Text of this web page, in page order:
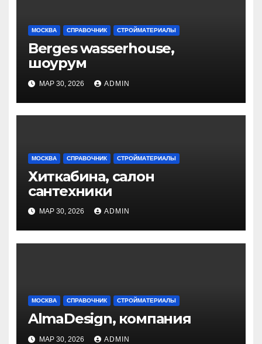
МОСКВА СПРАВОЧНИК СТРОЙМАТЕРИАЛЫ
Berges wasserhouse,
шоурум
МАР 30, 2026 ADMIN
МОСКВА СПРАВОЧНИК СТРОЙМАТЕРИАЛЫ
Хиткабина, салон
сантехники
МАР 30, 2026 ADMIN
МОСКВА СПРАВОЧНИК СТРОЙМАТЕРИАЛЫ
AlmaDesign, компания
МАР 30, 2026 ADMIN